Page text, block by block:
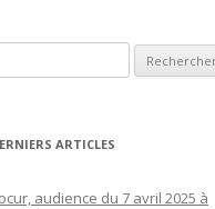
ARTICLES
audience du 7 avril 2025 à